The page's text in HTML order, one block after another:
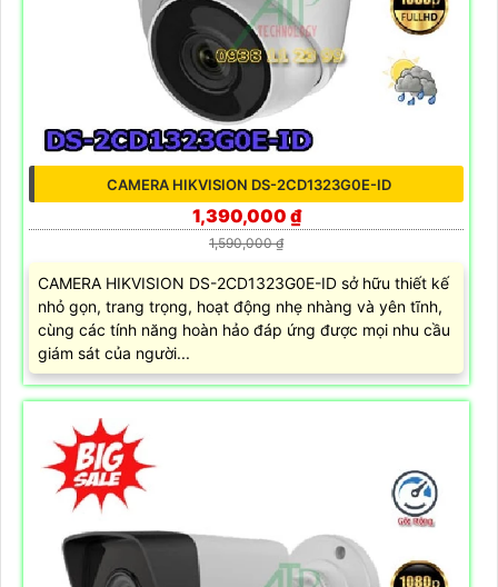
CAMERA HIKVISION DS-2CD1323G0E-ID
1,390,000 ₫
1,590,000 ₫
CAMERA HIKVISION DS-2CD1323G0E-ID sở hữu thiết kế
nhỏ gọn, trang trọng, hoạt động nhẹ nhàng và yên tĩnh,
cùng các tính năng hoàn hảo đáp ứng được mọi nhu cầu
giám sát của người...